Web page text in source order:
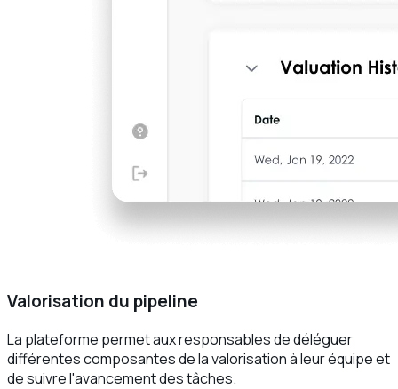
Valorisation du pipeline
La plateforme permet aux responsables de déléguer
différentes composantes de la valorisation à leur équipe et
de suivre l'avancement des tâches.